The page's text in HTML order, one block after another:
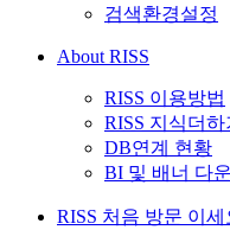
검색환경설정
About RISS
RISS 이용방법
RISS 지식더하
DB연계 현황
BI 및 배너 다
RISS 처음 방문 이세